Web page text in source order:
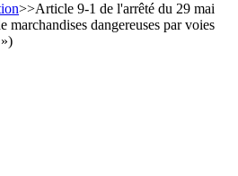
>>Article 9-1 de l'arrêté du 29 mai
marchandises dangereuses par voies